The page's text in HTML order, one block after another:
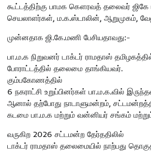
கூட்டத்திற்கு பாமக கௌரவத் தலைவர்
செயலாளர்கள், ம.க.ஸ்டாலின், ஆறுமுகம்,
முன்னதாக ஜி.கே.மணி பேசியதாவது:-
பா.ம.க நிறுவனர் டாக்டர் ராமதாஸ்
போராட்டத்தில் தலைமை தாங்கியவர்.
கும்பகோணத்தில்
6 நகராட்சி உறுப்பினர்கள் பா.ம.க.வில்
ஆனால் தற்போது நாடாளுமன்றம்,
கடமை பா.ம.க மற்றும் வன்னியர் சங்கம்
வருகிற 2026 சட்டமன்ற தேர்ததிலில்
டாக்டர் ராமதாஸ் தலைமையில் நாற்பது